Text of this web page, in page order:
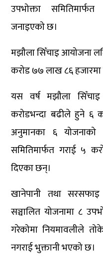
उपभोक्ता
जनाइएको छ।
मझौला सिँचाइ आयोजना
करोड ७७ लाख ८६
यस वर्ष मझौला
करोडभन्दा बढीले हुने ६
अनुमानका ६ योजनाको
समितिमार्फत गराई ५
दिएका छन्।
खानेपानी तथा सरसफाइ
सञ्चालित योजनामा ८
गरेकोमा नियमावलीले
नगराई भुक्तानी भएको छ।